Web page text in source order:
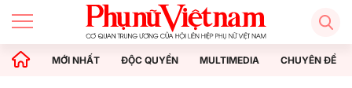
MỚI NHẤT ĐỘC QUYỀN MULTIMEDIA CHUYÊN ĐỀ